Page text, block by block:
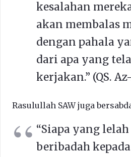
kesalahan
akan membalas
dengan pahala
dari apa yang
kerjakan.” (QS.
Rasulullah SAW juga
“Siapa yang
beribadah